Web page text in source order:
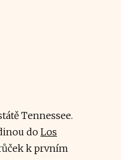
Tennessee.
do Los
k prvním